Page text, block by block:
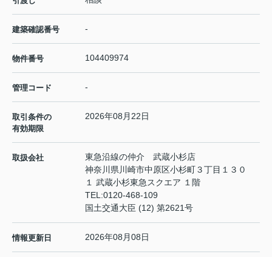
建築確認番号 -
物件番号 104409974
管理コード -
取引条件の
有効期限
2026年08月22日
取扱会社
東急沿線の仲介 武蔵小杉店
神奈川県川崎市中原区小杉町３丁目１３０
１ 武蔵小杉東急スクエア １階
TEL:0120-468-109
国土交通大臣 (12) 第2621号
情報更新日 2026年08月08日